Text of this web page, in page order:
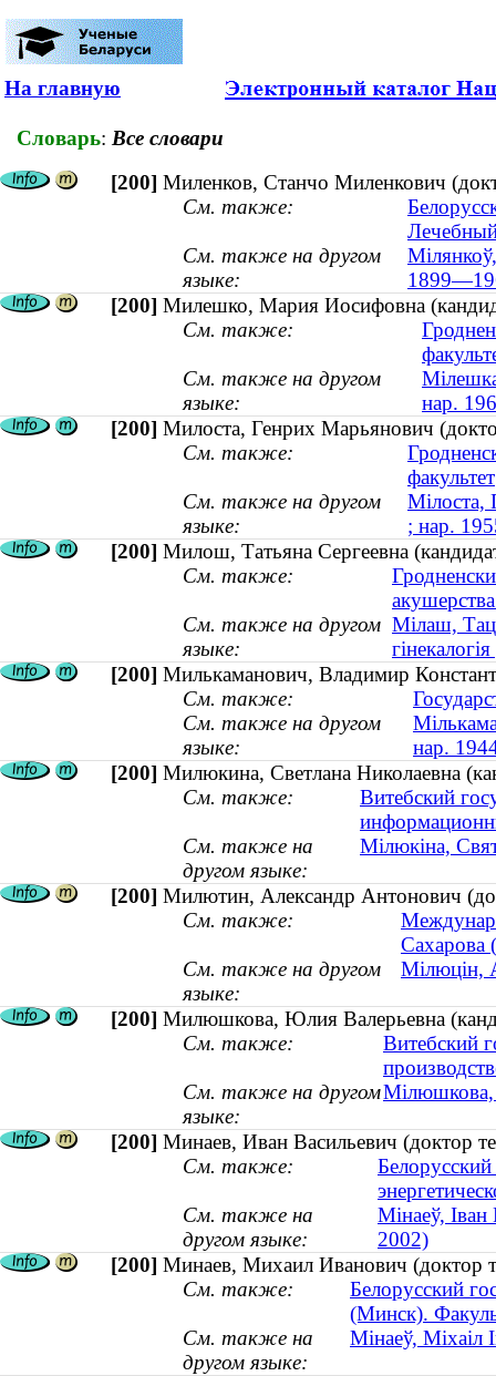
На главную
Словарь: Все словари
[200] Миленков, Станчо Миленкович
См. также:
См. также на другом
языке:
[200] Милешко, Мария Иосифовна
См. также:
См. также на другом
языке:
нар.
[200] Милоста, Генрих Марьянович
См. также:
факультет
См. также на другом
языке:
Мілоста,
; нар.
[200] Милош, Татьяна Сергеевна
См. также:
См. также на другом
языке:
Мілаш,
[200] Милькаманович, Владимир
См. также:
См. также на другом
языке:
нар.
[200] Милюкина, Светлана Николаевна
См. также:
Витебский
См. также на
другом языке:
Мілюкіна,
[200] Милютин, Александр Антонович
См. также:
Сахарова
См. также на другом
языке:
Мілюцін,
[200] Милюшкова, Юлия Валерьевна
См. также:
Витебский
См. также на другом
языке:
Мілюшкова,
[200] Минаев, Иван Васильевич (доктор
См. также:
См. также на
другом языке:
Мінаеў,
2002)
[200] Минаев, Михаил Иванович (доктор
См. также:
Белорусский
(Минск).
См. также на
другом языке:
Мінаеў, Міхаіл